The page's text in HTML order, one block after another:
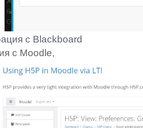
с Blackboard
с Moodle,